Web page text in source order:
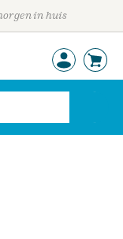
in huis